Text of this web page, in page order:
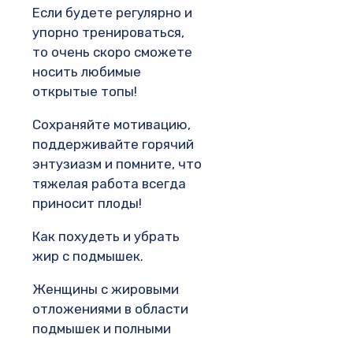
Если будете регулярно и
упорно тренироваться,
то очень скоро сможете
носить любимые
открытые топы!
Сохраняйте мотивацию,
поддерживайте горячий
энтузиазм и помните, что
тяжелая работа всегда
приносит плоды!
Как похудеть и убрать
жир с подмышек.
Женщины с жировыми
отложениями в области
подмышек и полными